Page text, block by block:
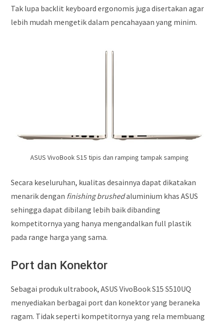
Tak lupa backlit keyboard ergonomis juga disertakan agar
lebih mudah mengetik dalam pencahayaan yang minim.
ASUS VivoBook S15 tipis dan ramping tampak samping
Secara keseluruhan, kualitas desainnya dapat dikatakan
menarik dengan finishing brushedaluminium khas ASUS
sehingga dapat dibilang lebih baik dibanding
kompetitornya yang hanya mengandalkan full plastik
pada range harga yang sama.
Port dan Konektor
Sebagai produk ultrabook, ASUS VivoBook S15 S510UQ
menyediakan berbagai port dan konektor yang beraneka
ragam. Tidak seperti kompetitornya yang rela membuang